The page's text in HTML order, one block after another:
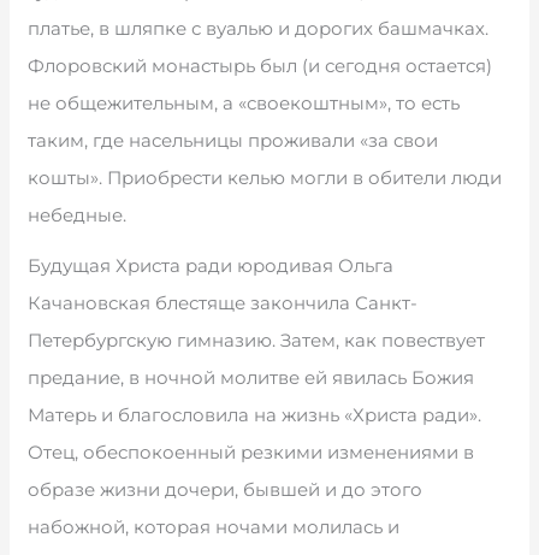
платье, в шляпке с вуалью и дорогих башмачках.
Флоровский монастырь был (и сегодня остается)
не общежительным, а «своекоштным», то есть
таким, где насельницы проживали «за свои
кошты». Приобрести келью могли в обители люди
небедные.
Будущая Христа ради юродивая Ольга
Качановская блестяще закончила Санкт-
Петербургскую гимназию. Затем, как повествует
предание, в ночной молитве ей явилась Божия
Матерь и благословила на жизнь «Христа ради».
Отец, обеспокоенный резкими изменениями в
образе жизни дочери, бывшей и до этого
набожной, которая ночами молилась и